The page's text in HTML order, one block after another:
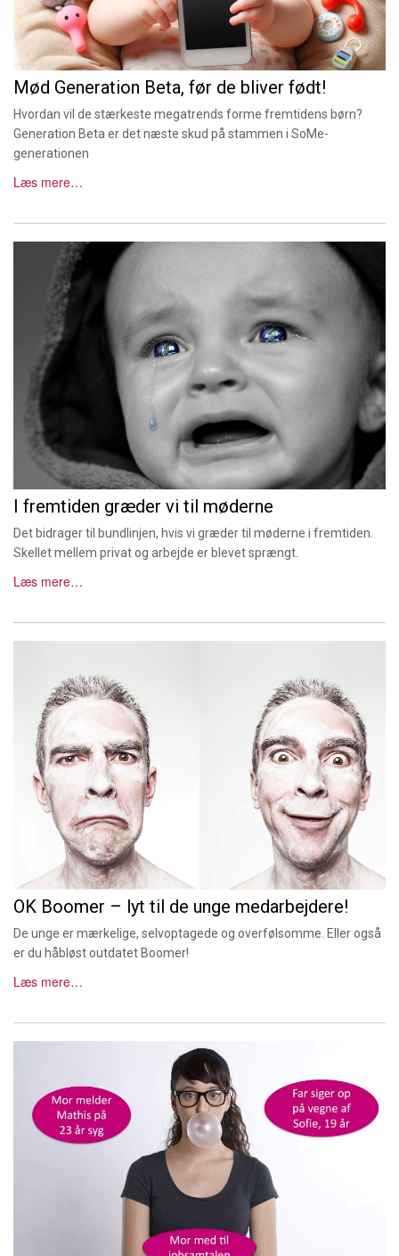
Mød Generation Beta, før de bliver født!
Hvordan vil de stærkeste megatrends forme fremtidens børn?
Generation Beta er det næste skud på stammen i SoMe-
generationen
Læs mere…
I fremtiden græder vi til møderne
Det bidrager til bundlinjen, hvis vi græder til møderne i fremtiden.
Skellet mellem privat og arbejde er blevet sprængt.
Læs mere…
OK Boomer – lyt til de unge medarbejdere!
De unge er mærkelige, selvoptagede og overfølsomme. Eller også
er du håbløst outdatet Boomer!
Læs mere…